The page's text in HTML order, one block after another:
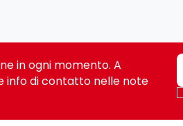
in ogni momento. A
info di contatto nelle note